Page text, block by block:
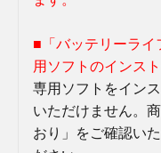
■「バッテリーライ
用ソフトのインス
専用ソフトをイン
いただけません。
おり」をご確認いた